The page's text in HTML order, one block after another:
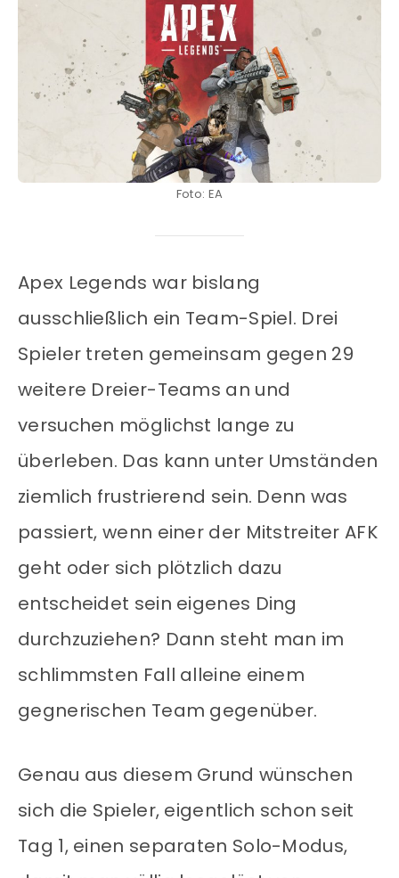
Foto: EA
Apex Legends war bislang
ausschließlich ein Team-Spiel. Drei
Spieler treten gemeinsam gegen 29
weitere Dreier-Teams an und
versuchen möglichst lange zu
überleben. Das kann unter Umständen
ziemlich frustrierend sein. Denn was
passiert, wenn einer der Mitstreiter AFK
geht oder sich plötzlich dazu
entscheidet sein eigenes Ding
durchzuziehen? Dann steht man im
schlimmsten Fall alleine einem
gegnerischen Team gegenüber.
Genau aus diesem Grund wünschen
sich die Spieler, eigentlich schon seit
Tag 1, einen separaten Solo-Modus,